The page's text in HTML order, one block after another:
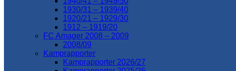
1930/31 – 1939/40
1920/21 – 1929/30
1912 – 1919/20
FC Amager 2008 – 2009
2008/09
Kamprapporter
Kamprapporter 2026/27